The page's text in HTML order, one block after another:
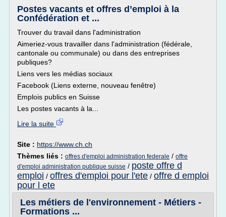
Postes vacants et offres d’emploi à la
Confédération et ...
Trouver du travail dans l'administration
Aimeriez-vous travailler dans l'administration (fédérale,
cantonale ou communale) ou dans des entreprises
publiques?
Liens vers les médias sociaux
Facebook (Liens externe, nouveau fenêtre)
Emplois publics en Suisse
Les postes vacants à la...
Lire la suite
Site : https://www.ch.ch
Thèmes liés : offres d'emploi administration federale / offre
d'emploi administration publique suisse / poste offre d
emploi / offres d'emploi pour l'ete / offre d emploi
pour l ete
Les métiers de l'environnement - Métiers -
Formations ...